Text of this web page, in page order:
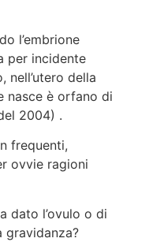
l’embrione
per incidente
nell’utero della
nasce è orfano di
2004) .
frequenti,
ovvie ragioni
dato l’ovulo o di
gravidanza?